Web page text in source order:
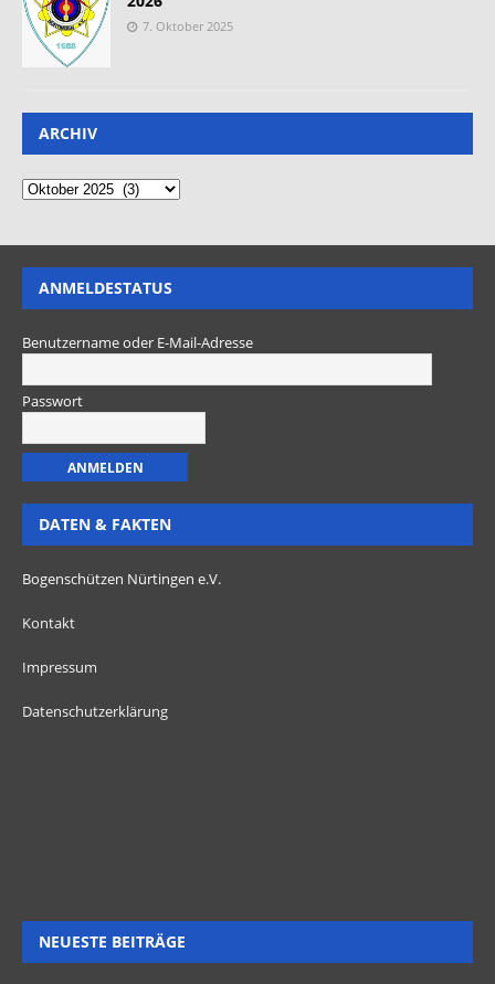
7. Oktober 2025
ARCHIV
ANMELDESTATUS
Benutzername oder E-Mail-Adresse
Passwort
DATEN & FAKTEN
Bogenschützen Nürtingen e.V.
Kontakt
Impressum
Datenschutzerklärung
NEUESTE BEITRÄGE